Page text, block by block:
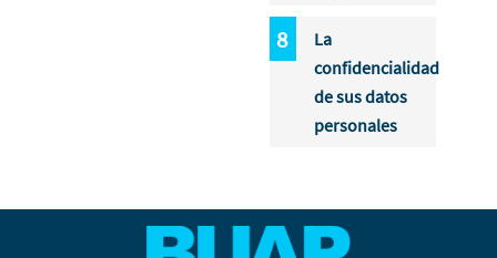
La
confidencialidad
de sus datos
personales